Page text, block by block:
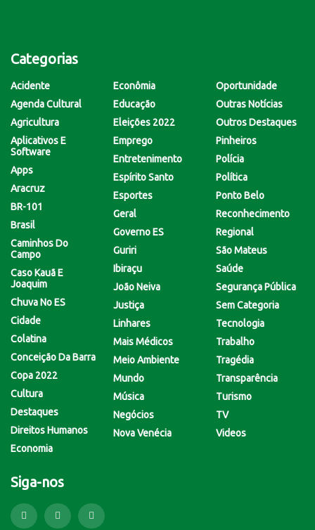
Categorias
Acidente
Agenda Cultural
Agricultura
Aplicativos E
Software
Apps
Aracruz
BR-101
Brasil
Caminhos Do
Campo
Caso Kauã E
Joaquim
Chuva No ES
Cidade
Colatina
Conceição Da Barra
Copa 2022
Cultura
Destaques
Direitos Humanos
Economia
Econômia
Educação
Eleições 2022
Emprego
Entretenimento
Espírito Santo
Esportes
Geral
Governo ES
Guriri
Ibiraçu
João Neiva
Justiça
Linhares
Mais Médicos
Meio Ambiente
Mundo
Música
Negócios
Nova Venécia
Oportunidade
Outras Notícias
Outros Destaques
Pinheiros
Polícia
Política
Ponto Belo
Reconhecimento
Regional
São Mateus
Saúde
Segurança Pública
Sem Categoria
Tecnologia
Trabalho
Tragédia
Transparência
Turismo
TV
Videos
Siga-nos